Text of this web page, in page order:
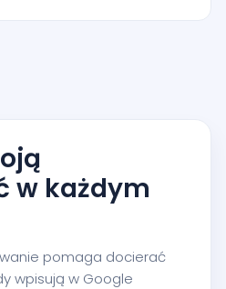
w każdym
pomaga docierać
wpisują w Google